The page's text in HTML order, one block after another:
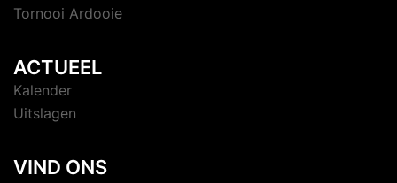
Tornooi Ardooie
ACTUEEL
Kalender
Uitslagen
VIND ONS